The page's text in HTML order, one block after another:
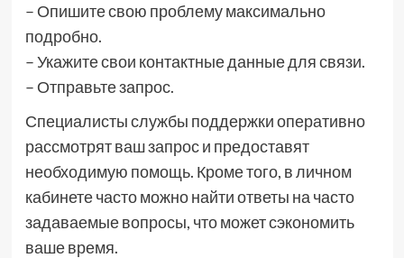
– Опишите свою проблему максимально
подробно.
– Укажите свои контактные данные для связи.
– Отправьте запрос.
Специалисты службы поддержки оперативно
рассмотрят ваш запрос и предоставят
необходимую помощь. Кроме того, в личном
кабинете часто можно найти ответы на часто
задаваемые вопросы, что может сэкономить
ваше время.